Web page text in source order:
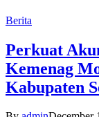
Berita
Perkuat
Kemenag
Kabupaten